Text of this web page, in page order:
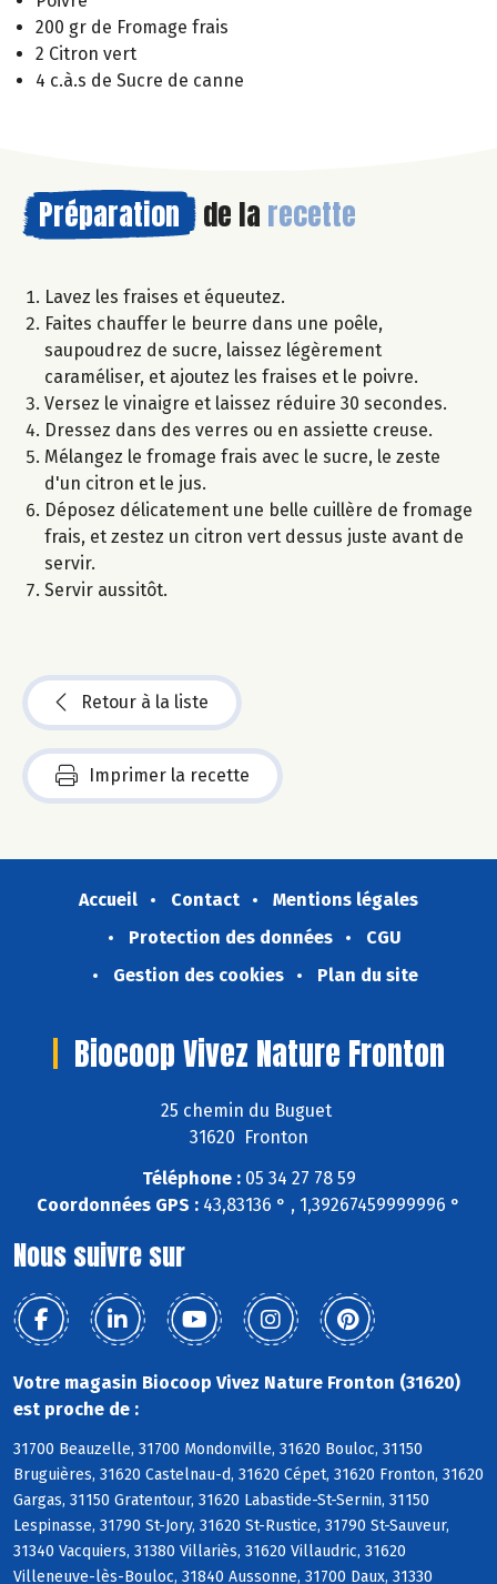
200 gr de Fromage frais
2 Citron vert
4 c.à.s de Sucre de canne
Préparation de la recette
Lavez les fraises et équeutez.
Faites chauffer le beurre dans une poêle,
saupoudrez de sucre, laissez légèrement
caraméliser, et ajoutez les fraises et le poivre.
Versez le vinaigre et laissez réduire 30 secondes.
Dressez dans des verres ou en assiette creuse.
Mélangez le fromage frais avec le sucre, le zeste
d'un citron et le jus.
Déposez délicatement une belle cuillère de fromage
frais, et zestez un citron vert dessus juste avant de
servir.
Servir aussitôt.
Retour à la liste
Imprimer la recette
Accueil Contact
Mentions légales
Protection des données
CGU
Gestion des cookies
Plan du site
Biocoop Vivez Nature Fronton
25 chemin du Buguet
31620 Fronton
Téléphone :05 34 27 78 59
Coordonnées GPS : 43,83136 ° , 1,39267459999996 °
Nous suivre sur
Votre magasin Biocoop Vivez Nature Fronton (31620)
est proche de :
31700 Beauzelle, 31700 Mondonville, 31620 Bouloc, 31150
Bruguières, 31620 Castelnau-d, 31620 Cépet, 31620 Fronton, 31620
Gargas, 31150 Gratentour, 31620 Labastide-St-Sernin, 31150
Lespinasse, 31790 St-Jory, 31620 St-Rustice, 31790 St-Sauveur,
31340 Vacquiers, 31380 Villariès, 31620 Villaudric, 31620
Villeneuve-lès-Bouloc, 31840 Aussonne, 31700 Daux, 31330